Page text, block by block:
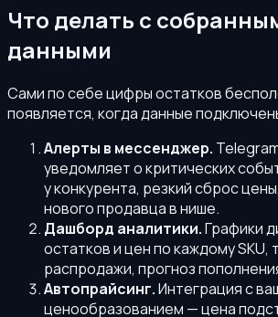
Что делать с
данными
Сами по себе цифры остатков
появляется, когда данные
Алерты в мессенджер.
уведомляет о критических
у конкурента, резкий сброс
нового продавца в нише.
Дашборд аналитики.Графики
остатков и цен по каждому SKU,
распродажи, прогноз
Автопрайсинг.Интеграция с
ценообразованием — цена